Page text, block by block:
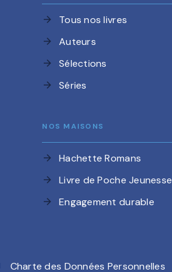
arrow_forward Tous nos livres
arrow_forward Auteurs
arrow_forward Sélections
arrow_forward Séries
NOS MAISONS
arrow_forward Hachette Romans
arrow_forward Livre de Poche Jeunesse
arrow_forward Engagement durable
Charte des Données Personnelles